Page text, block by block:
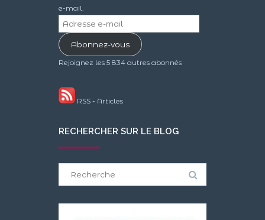
e-mail.
Adresse
e-
mailAbonnez-vous
Rejoignez les 5 834 autres abonnés
RSS - Articles
RECHERCHER SUR LE BLOG